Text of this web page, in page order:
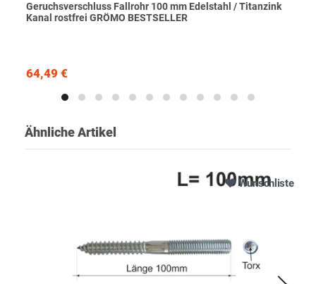
Geruchsverschluss Fallrohr 100 mm Edelstahl / Titanzink
Kanal rostfrei GRÖMO BESTSELLER
64,49 €
Ähnliche Artikel
Wunschliste